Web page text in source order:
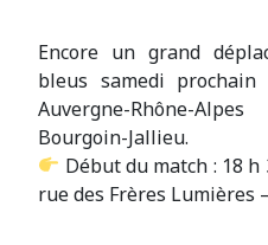
Encore un grand
bleus samedi
Auvergne-Rhône-
Bourgoin-Jallieu.
Début du match : 18 h
rue des Frères Lumières